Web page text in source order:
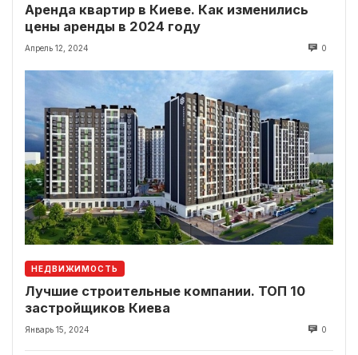
Аренда квартир в Киеве. Как изменились
цены аренды в 2024 году
Апрель 12, 2024 0
НЕДВИЖИМОСТЬ
Лучшие строительные компании. ТОП 10
застройщиков Киева
Январь 15, 2024 0